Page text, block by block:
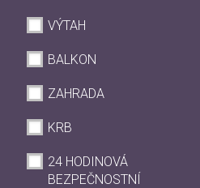
VÝTAH
BALKON
ZAHRADA
KRB
24 HODINOVÁ
BEZPEČNOSTNÍ